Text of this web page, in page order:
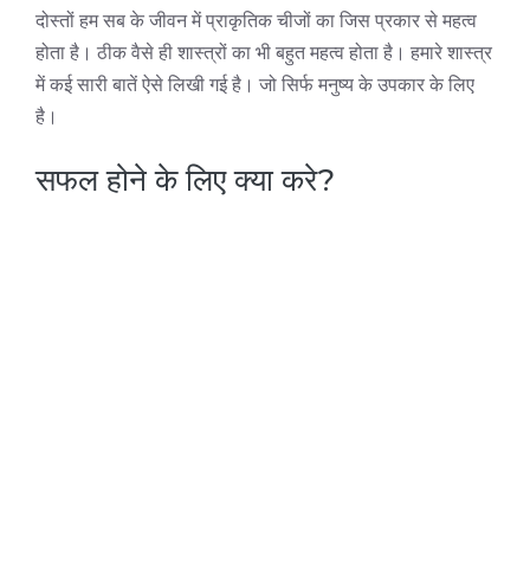
दोस्तों हम सब के जीवन में प्राकृतिक चीजों का जिस प्रकार से महत्व
होता है। ठीक वैसे ही शास्त्रों का भी बहुत महत्व होता है। हमारे शास्त्र
में कई सारी बातें ऐसे लिखी गई है। जो सिर्फ मनुष्य के उपकार के लिए
है।
सफल होने के लिए क्या करे?